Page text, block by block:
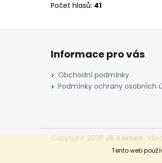
Tento web
Počet hlasů: 41
Z
Informace pro vás
Obchodní podmínky
Podmínky ochrany osobních
Copyright 2026JK Kamen.